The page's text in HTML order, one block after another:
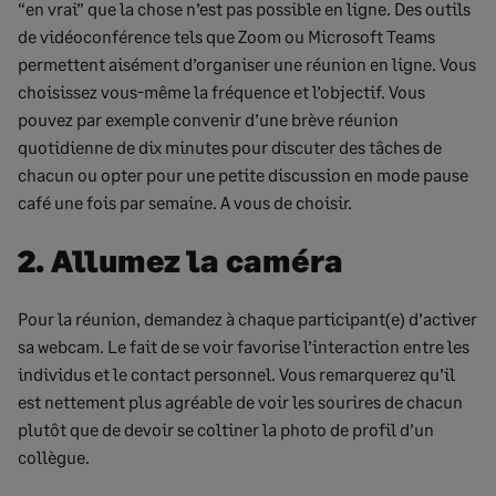
“en vrai” que la chose n’est pas possible en ligne. Des outils
de vidéoconférence tels que Zoom ou Microsoft Teams
permettent aisément d’organiser une réunion en ligne. Vous
choisissez vous-même la fréquence et l’objectif. Vous
pouvez par exemple convenir d’une brève réunion
quotidienne de dix minutes pour discuter des tâches de
chacun ou opter pour une petite discussion en mode pause
café une fois par semaine. A vous de choisir.
2. Allumez la caméra
Pour la réunion, demandez à chaque participant(e) d’activer
sa webcam. Le fait de se voir favorise l’interaction entre les
individus et le contact personnel. Vous remarquerez qu’il
est nettement plus agréable de voir les sourires de chacun
plutôt que de devoir se coltiner la photo de profil d’un
collègue.